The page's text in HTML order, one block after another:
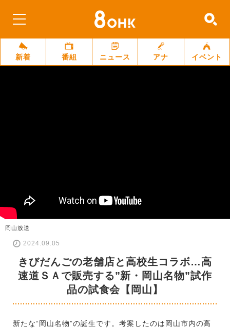
新着 番組 ニュース アナ イベント
岡山放送
2024.09.05
きびだんごの老舗店と高校生コラボ…高
速道ＳＡで販売する”新・岡山名物”試作
品の試食会【岡山】
新たな“岡山名物”の誕生です。考案したのは岡山市内の高